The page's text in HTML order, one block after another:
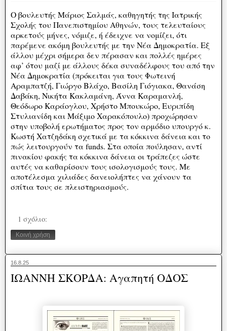
Ο βουλευτής Μάριος Σαλμάς, καθηγητής της Ιατρικής
Σχολής του Πανεπιστημίου Αθηνών, τους τελευταίους
αρκετούς μήνες, νόμιζε, ή έδειχνε να νομίζει, ότι
παρέμενε ακόμη βουλευτής με την Νέα Δημοκρατία. Εξ
άλλου μέχρι σήμερα δεν πέρασαν και πολλές ημέρες
αφ’ ότου μαζί με άλλους δέκα συναδέλφους του από την
Νέα Δημοκρατία (πρόκειται για τους Φωτεινή
Αραμπατζή, Γιώργο Βλάχο, Βασίλη Γιόγιακα, Θανάση
Δαβάκη, Νικήτα Κακλαμάνη, Άννα Καραμανλή,
Θεόδωρο Καράογλου, Χρήστο Μπουκώρο, Ευριπίδη
Στυλιανίδη και Μάξιμο Χαρακόπουλο) προχώρησαν
στην υποβολή ερωτήματος προς τον αρμόδιο υπουργό κ.
Κωστή Χατζηδάκη σχετικά με τα κόκκινα δάνεια και το
πώς λειτουργούν τα funds. Στα οποία πούλησαν, αντί
πινακίου φακής τα κόκκινα δάνεια οι τράπεζες ώστε
αυτές να καθαρίσουν τους ισολογισμούς τους. Με
αποτέλεσμα χιλιάδες δανειολήπτες να χάνουν τα
σπίτια τους σε πλειστηριασμούς.
1 σχόλιο:
Κοινή χρήση
16.8.25
ΙΩΑΝΝΗ ΣΚΟΡΔΑ: Αγαπητή ΟΔΟΣ